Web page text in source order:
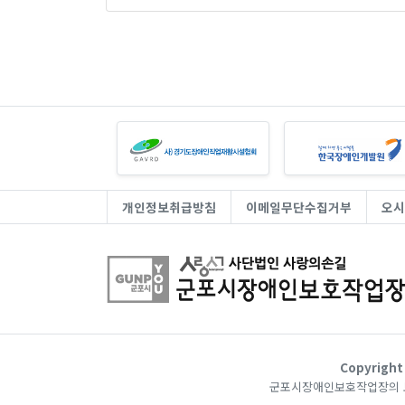
개인정보취급방침 이메일무단수집거부 오
Copyright
군포시장애인보호작업장